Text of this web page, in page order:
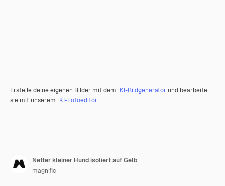
Erstelle deine eigenen Bilder mit dem KI-Bildgenerator und bearbeite
sie mit unserem KI-Fotoeditor.
Netter kleiner Hund isoliert auf Gelb
magnific